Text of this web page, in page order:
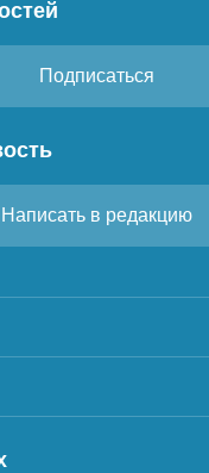
Подписаться
Написать в редакцию